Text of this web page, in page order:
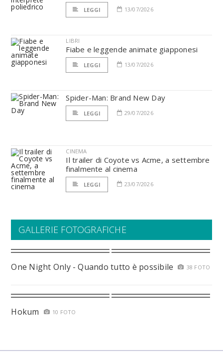
LEGGI 13/07/2026
LIBRI
Fiabe e leggende animate giapponesi
LEGGI 13/07/2026
Spider-Man: Brand New Day
LEGGI 29/07/2026
CINEMA
Il trailer di Coyote vs Acme, a settembre
finalmente al cinema
LEGGI 23/07/2026
GALLERIE FOTOGRAFICHE
One Night Only - Quando tutto è possibile 38 FOTO
Hokum 10 FOTO